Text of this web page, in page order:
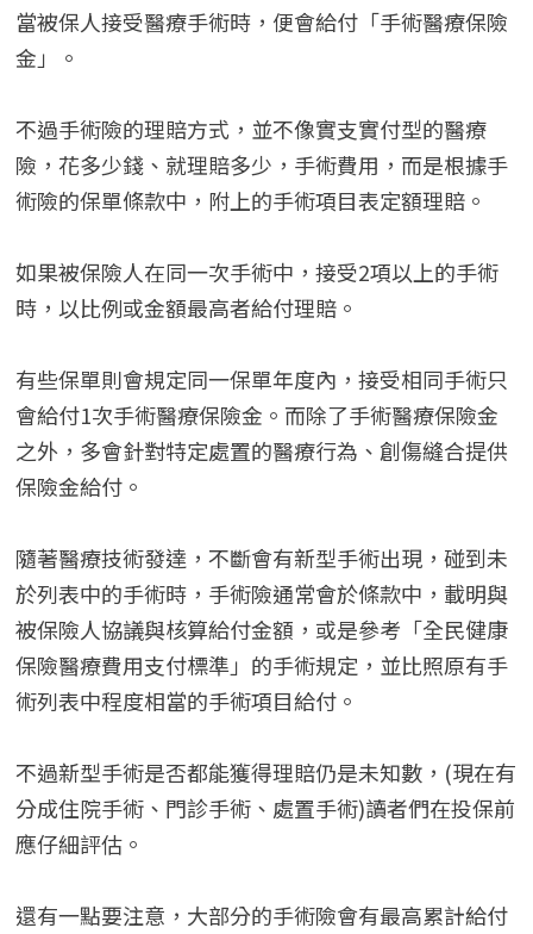
當被保人接受醫療手術時，便會給付「手術醫療保險
金」。
不過手術險的理賠方式，並不像實支實付型的醫療
險，花多少錢、就理賠多少，手術費用，而是根據手
術險的保單條款中，附上的手術項目表定額理賠。
如果被保險人在同一次手術中，接受2項以上的手術
時，以比例或金額最高者給付理賠。
有些保單則會規定同一保單年度內，接受相同手術只
會給付1次手術醫療保險金。而除了手術醫療保險金
之外，多會針對特定處置的醫療行為、創傷縫合提供
保險金給付。
隨著醫療技術發達，不斷會有新型手術出現，碰到未
於列表中的手術時，手術險通常會於條款中，載明與
被保險人協議與核算給付金額，或是參考「全民健康
保險醫療費用支付標準」的手術規定，並比照原有手
術列表中程度相當的手術項目給付。
不過新型手術是否都能獲得理賠仍是未知數，(現在有
分成住院手術、門診手術、處置手術)讀者們在投保前
應仔細評估。
還有一點要注意，大部分的手術險會有最高累計給付